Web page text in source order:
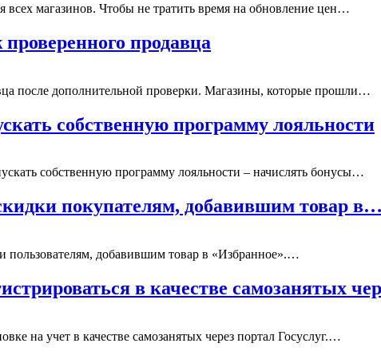
магазинов. Чтобы не тратить время на обновление цен…
продавца
после дополнительной проверки. Магазины, которые прошли…
собственную программу лояльности
собственную программу лояльности – начислять бонусы…
покупателям, добавившим товар в…
пользователям, добавившим товар в «Избранное».…
в качестве самозанятых
на учет в качестве самозанятых через портал Госуслуг.…